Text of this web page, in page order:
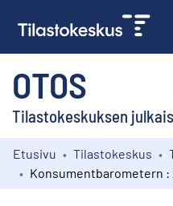
OTOS
Tilastokeskuksen
Kokoelmat
Etusivu Tilastokeskus